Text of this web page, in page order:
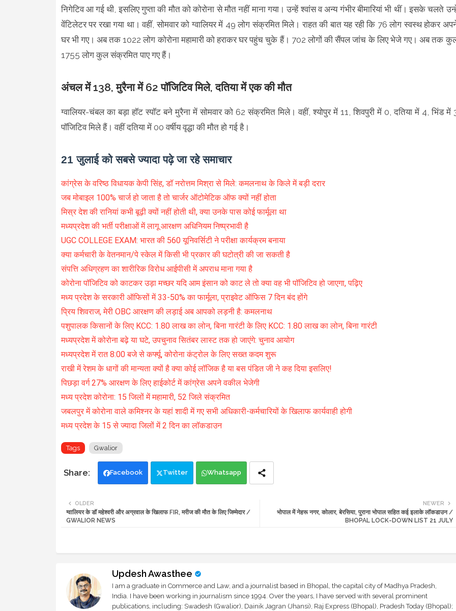
निगेटिव आ गई थी, इसलिए गुप्ता की मौत को कोरोना से मौत नहीं माना गया। उन्हें श्वांस व अन्य गंभीर बीमारियां भी थीं। इसके चलते
वेंटिलेटर पर रखा गया था। वहीं, सोमवार को ग्वालियर में 49 लोग संक्रमित मिले। राहत की बात यह रही कि 76 लोग स्वस्थ होकर
घर भी गए। अब तक 1022 लोग कोरोना महामारी को हराकर घर पहुंच चुके हैं। 702 लोगों की सैंपल जांच के लिए भेजे गए। अब तक
1755 लोग कुल संक्रमित पाए गए हैं।
अंचल में 138, मुरैना में 62 पॉजिटिव मिले, दतिया में एक की मौत
ग्वालियर-चंबल का बड़ा हॉट स्पॉट बने मुरैना में सोमवार को 62 संक्रमित मिले। वहीं, श्योपुर में 11, शिवपुरी में 0, दतिया में 4, भिंड में
पॉजिटिव मिले हैं। वहीं दतिया में 00 वर्षीय वृद्धा की मौत हो गई है।
21 जुलाई को सबसे ज्यादा पढ़े जा रहे समाचार
कांग्रेस के वरिष्ठ विधायक केपी सिंह, डॉ नरोत्तम मिश्रा से मिले: कमलनाथ के किले में बड़ी दरार
जब मोबाइल 100% चार्ज हो जाता है तो चार्जर ऑटोमेटिक ऑफ क्यों नहीं होता
मिस्र देश की रानियां कभी बूढ़ी क्यों नहीं होती थी, क्या उनके पास कोई फार्मूला था
मध्यप्रदेश की भर्ती परीक्षाओं में लागू आरक्षण अधिनियम निष्प्रभावी है
UGC COLLEGE EXAM: भारत की 560 यूनिवर्सिटी ने परीक्षा कार्यक्रम बनाया
क्या कर्मचारी के वेतनमान/पे स्केल में किसी भी प्रकार की घटोत्री की जा सकती है
संपत्ति अधिग्रहण का शारीरिक विरोध आईपीसी में अपराध माना गया है
कोरोना पॉजिटिव को काटकर उड़ा मच्छर यदि आम इंसान को काट ले तो क्या वह भी पॉजिटिव हो जाएगा, पढ़िए
मध्य प्रदेश के सरकारी ऑफिसों में 33-50% का फार्मूला, प्राइवेट ऑफिस 7 दिन बंद होंगे
प्रिय शिवराज, मेरी OBC आरक्षण की लड़ाई अब आपको लड़नी है: कमलनाथ
पशुपालक किसानों के लिए KCC: 1.80 लाख का लोन, बिना गारंटी के लिए KCC: 1.80 लाख का लोन, बिना गारंटी
मध्यप्रदेश में कोरोना बढ़े या घटे, उपचुनाव सितंबर लास्ट तक हो जाएंगे: चुनाव आयोग
मध्यप्रदेश में रात 8:00 बजे से कर्फ्यू, कोरोना कंट्रोल के लिए सख्त कदम शुरू
राखी में रेशम के धागों की मान्यता क्यों है क्या कोई लॉजिक है या बस पंडित जी ने कह दिया इसलिए!
पिछड़ा वर्ग 27% आरक्षण के लिए हाईकोर्ट में कांग्रेस अपने वकील भेजेगी
मध्य प्रदेश कोरोना: 15 जिलों में महामारी, 52 जिले संक्रमित
जबलपुर में कोरोना वाले कमिश्नर के यहां शादी में गए सभी अधिकारी-कर्मचारियों के खिलाफ कार्यवाही होगी
मध्य प्रदेश के 15 से ज्यादा जिलों में 2 दिन का लॉकडाउन
Tags Gwalior
Facebook Twitter Whatsapp
NEWER
भोपाल में नेहरू नगर, कोलार, बेरसिया, पुराना भोपाल सहित कई इलाके लॉकडाउन /
BHOPAL LOCK-DOWN LIST 21 JULY
OLDER
ग्वालियर के डॉ महेश्वरी और अग्रवाल के खिलाफ FIR, मरीज की मौत के लिए जिम्मेदार /
GWALIOR NEWS
Updesh Awasthee
I am a graduate in Commerce and Law, and a journalist based in Bhopal, the capital city of Madhya Pradesh,
India. I have been working in journalism since 1994. Over the years, I have served with several prominent
publications, including: Swadesh (Gwalior), Dainik Jagran (Jhansi), Raj Express (Bhopal), Pradesh Today (Bhopal);